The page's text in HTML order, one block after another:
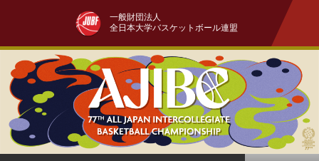
一般財団法人
全日本大学バスケットボール連盟